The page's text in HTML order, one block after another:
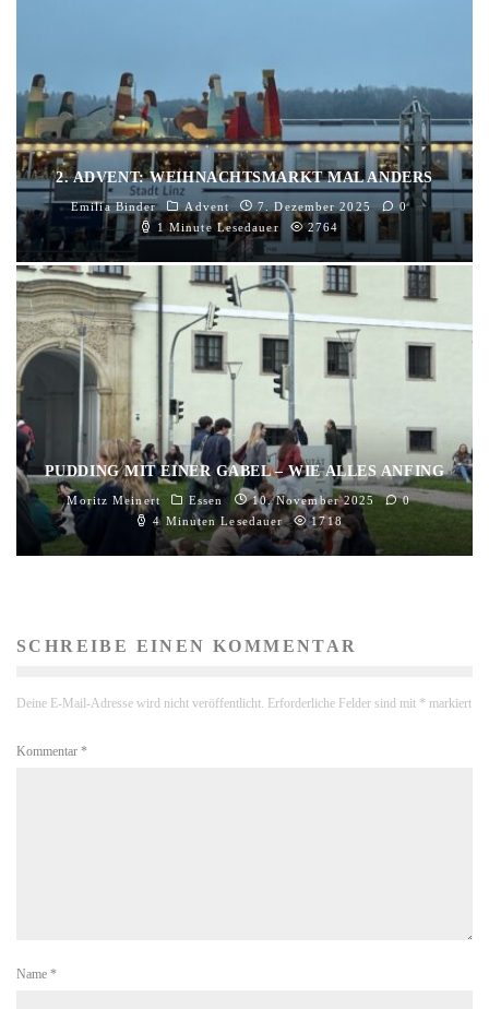
2. ADVENT: WEIHNACHTSMARKT MAL ANDERS
Emilia Binder Advent 7. Dezember 2025
0
1 Minute Lesedauer
2764
PUDDING MIT EINER GABEL – WIE ALLES ANFING
Moritz Meinert Essen 10. November 2025
0
4 Minuten Lesedauer
1718
SCHREIBE EINEN KOMMENTAR
Deine E-Mail-Adresse wird nicht veröffentlicht. Erforderliche Felder sind mit * markiert
Kommentar *
Name *